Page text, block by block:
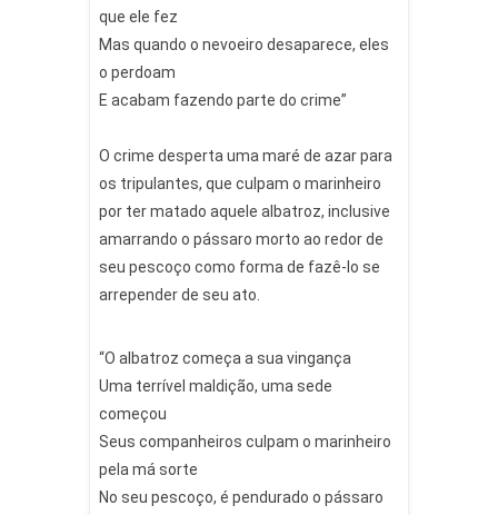
que ele fez
Mas quando o nevoeiro desaparece, eles
o perdoam
E acabam fazendo parte do crime”
O crime desperta uma maré de azar para
os tripulantes, que culpam o marinheiro
por ter matado aquele albatroz, inclusive
amarrando o pássaro morto ao redor de
seu pescoço como forma de fazê-lo se
arrepender de seu ato.
“O albatroz começa a sua vingança
Uma terrível maldição, uma sede
começou
Seus companheiros culpam o marinheiro
pela má sorte
No seu pescoço, é pendurado o pássaro